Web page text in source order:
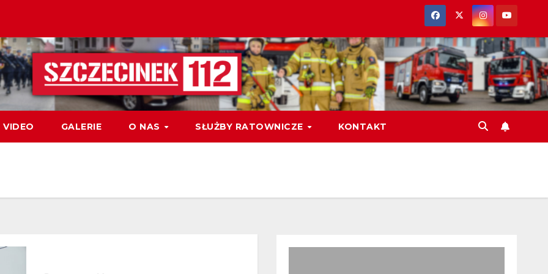
VIDEO GALERIE O NAS SŁUŻBY RATOWNICZE KONTAKT